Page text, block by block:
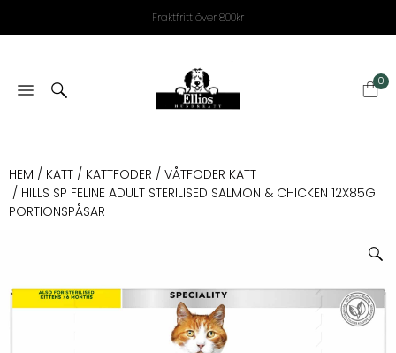
Fraktfritt över 800kr
0
HEM / KATT / KATTFODER / VÅTFODER KATT
/ HILLS SP FELINE ADULT STERILISED SALMON & CHICKEN 12X85G
PORTIONSPÅSAR